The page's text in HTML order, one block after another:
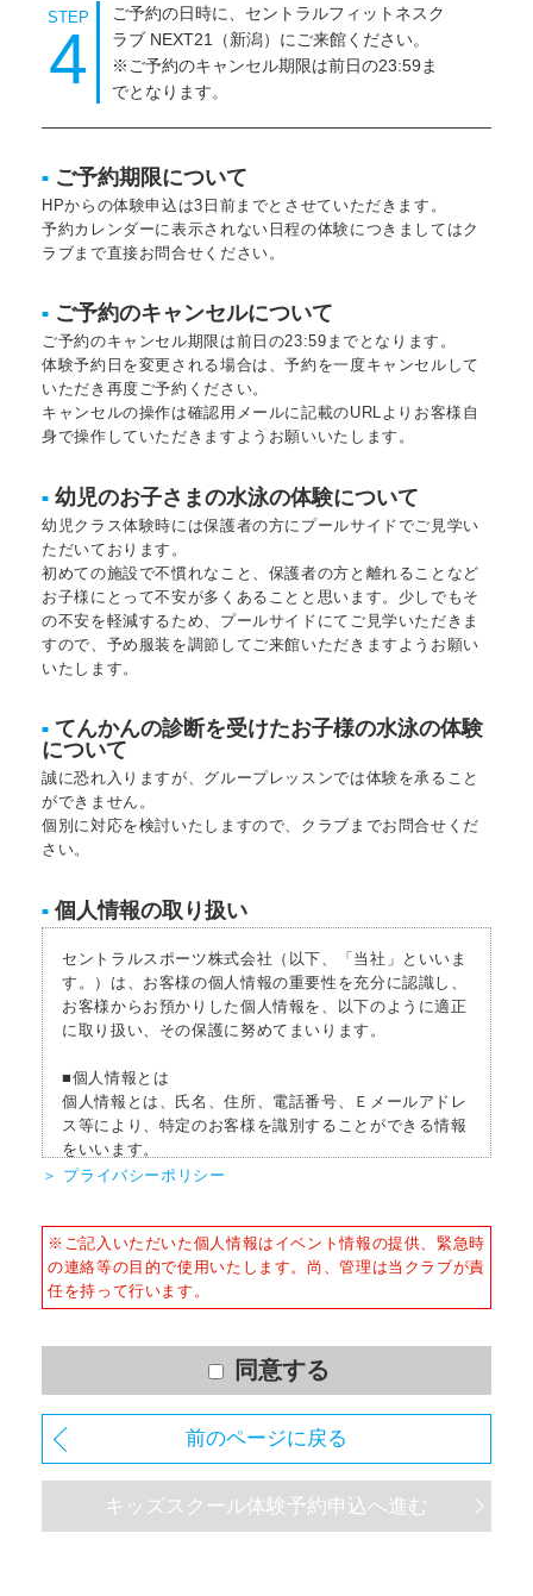
STEP
4
ご予約の日時に、セントラルフィットネスク
ラブ NEXT21（新潟）にご来館ください。
※ご予約のキャンセル期限は前日の23:59ま
でとなります。
■ ご予約期限について
HPからの体験申込は3日前までとさせていただきます。
予約カレンダーに表示されない日程の体験につきましてはク
ラブまで直接お問合せください。
■ ご予約のキャンセルについて
ご予約のキャンセル期限は前日の23:59までとなります。
体験予約日を変更される場合は、予約を一度キャンセルして
いただき再度ご予約ください。
キャンセルの操作は確認用メールに記載のURLよりお客様自
身で操作していただきますようお願いいたします。
■ 幼児のお子さまの水泳の体験について
幼児クラス体験時には保護者の方にプールサイドでご見学い
ただいております。
初めての施設で不慣れなこと、保護者の方と離れることなど
お子様にとって不安が多くあることと思います。少しでもそ
の不安を軽減するため、プールサイドにてご見学いただきま
すので、予め服装を調節してご来館いただきますようお願い
いたします。
■ てんかんの診断を受けたお子様の水泳の体験
について
誠に恐れ入りますが、グループレッスンでは体験を承ること
ができません。
個別に対応を検討いたしますので、クラブまでお問合せくだ
さい。
■ 個人情報の取り扱い
セントラルスポーツ株式会社（以下、「当社」といいま
す。）は、お客様の個人情報の重要性を充分に認識し、
お客様からお預かりした個人情報を、以下のように適正
に取り扱い、その保護に努めてまいります。
■個人情報とは
個人情報とは、氏名、住所、電話番号、Ｅメールアドレ
ス等により、特定のお客様を識別することができる情報
をいいます。
かつ適正な方法によりお客様の個人情報を収集いたしま
す。
させて頂きます。また、違法または不当な行為を助長
し、または誘発するおそれがある方法による個人情報の
利用を行いません。
2) ご利用上の諸連絡や利用状況の確認のため
3) 運動プログラム（カウンセリングを含む）等、新商
品・サービスの立案・開発・実施のため
＞ プライバシーポリシー
※ご記入いただいた個人情報はイベント情報の提供、緊急時
の連絡等の目的で使用いたします。尚、管理は当クラブが責
任を持って行います。
同意する
前のページに戻る
キッズスクール体験予約申込へ進む